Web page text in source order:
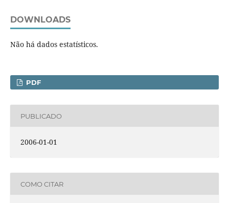
DOWNLOADS
Não há dados estatísticos.
PDF
PUBLICADO
2006-01-01
COMO CITAR